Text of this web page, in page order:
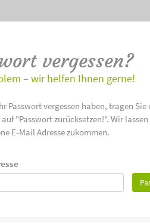
vergessen?
– wir helfen Ihnen gerne!
Passwort vergessen haben, tragen
"Passwort zurücksetzen!". Wir
E-Mail Adresse zukommen.